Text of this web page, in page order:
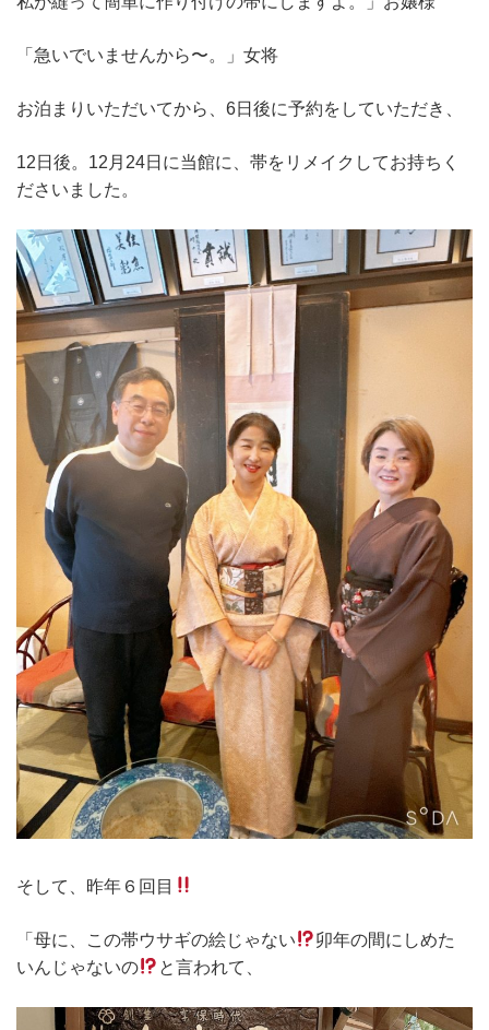
「急いでいませんから〜。」女将
お泊まりいただいてから、6日後に予約をしていただき、
12日後。12月24日に当館に、帯をリメイクしてお持ちく
ださいました。
そして、昨年６回目
「母に、この帯ウサギの絵じゃない
卯年の間にしめた
いんじゃないの
と言われて、